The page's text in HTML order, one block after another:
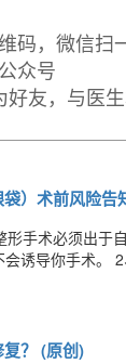
码，微信扫
众号
好友，与医
）术前风险告
手术必须出于
对称，细微的形态差别、宽窄差别往
？ (原创)